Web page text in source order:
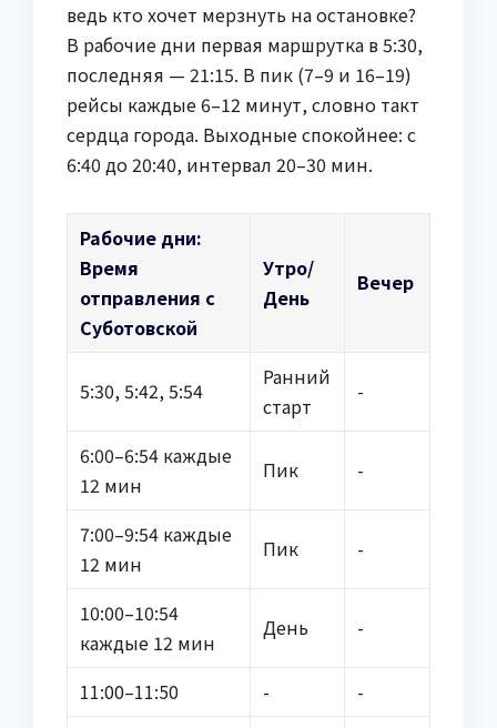
ведь кто хочет мерзнуть на остановке?
В рабочие дни первая маршрутка в 5:30,
последняя — 21:15. В пик (7–9 и 16–19)
рейсы каждые 6–12 минут, словно такт
сердца города. Выходные спокойнее: с
6:40 до 20:40, интервал 20–30 мин.
Рабочие дни:
Время
отправления с
Суботовской
Утро/
День
Вечер
5:30, 5:42, 5:54
Ранний
старт
-
6:00–6:54 каждые
12 мин
Пик -
7:00–9:54 каждые
12 мин
Пик -
10:00–10:54
каждые 12 мин
День -
11:00–11:50 -
-